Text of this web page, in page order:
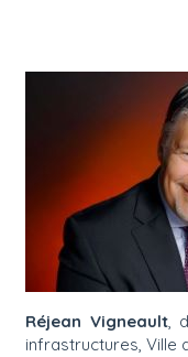
Réjean Vigneault,
infrastructures, Ville